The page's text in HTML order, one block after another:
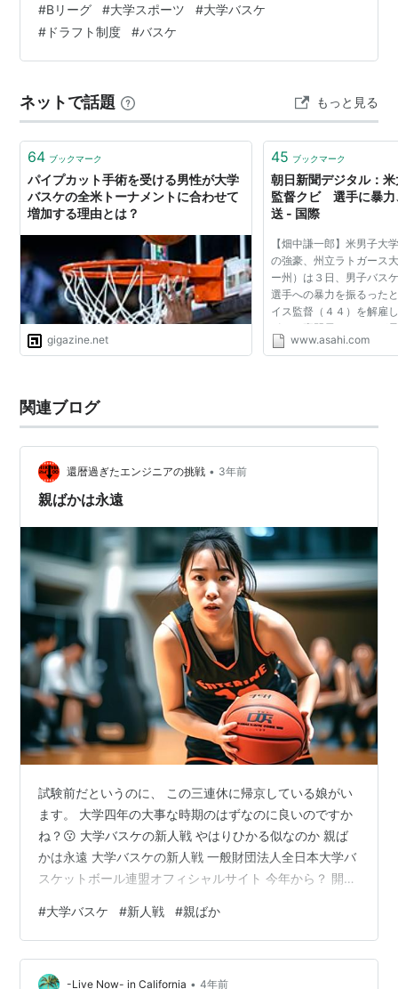
せられる懸念点について考察していきます。 第1回で紹介
した懸念点は下記の事項です。 ・B1（次シーズンより B
リーグプレミア）が20チーム以上あるのはドラフト1位も
球は12球団） ・ドラフトの対象が大学在学中の選手も対
象…
#Bリーグ #大学スポーツ #大学バスケ
# ドラフト制度 #バスケ
ネットで話題 もっと見る
64 ブックマーク
パイプカット手術を受ける男性が大学
バスケの全米トーナメントに合わせて
増加する理由とは？
gigazine.net
45 ブックマーク
朝日新聞デジタル：
監督クビ 選手に暴力
送 - 国際
【畑中謙一郎】米男子大
の強豪、州立ラトガース
ー州）は３日、男子バス
選手への暴力を振るった
イス監督（４４）を解雇
ポーツ専門局ＥＳＰＮが
中の映像を前日に放送し
www.asahi.com
関連ブログ
還暦過ぎたエンジニアの挑戦 • 3年前
親ばかは永遠
試験前だというのに、 この三連休に帰京している娘がい
ます。 大学四年の大事な時期のはずなのに良いのですか
ね？😗 大学バスケの新人戦 やはりひかる似なのか 親ば
かは永遠 大学バスケの新人戦 一般財団法人全日本大学バ
スケットボール連盟オフィシャルサイト 今年から？ 開催
この3日間で、男子も女子も 準々決勝>準決勝>決勝が行
われました。 筑波大学が男女アベック優勝か？ みたいに
言われていましたが、 女子は1点差の逆転負けだったよう
で大号泣だったようです。 結果はさておき、 全国のベス
#大学バスケ #新人戦 #親ばか
-Live Now- in California • 4年前